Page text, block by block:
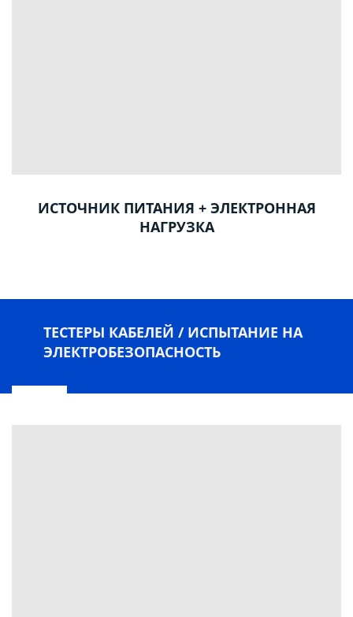
ИСТОЧНИК ПИТАНИЯ + ЭЛЕКТРОННАЯ
НАГРУЗКА
ТЕСТЕРЫ КАБЕЛЕЙ / ИСПЫТАНИЕ НА
ЭЛЕКТРОБЕЗОПАСНОСТЬ